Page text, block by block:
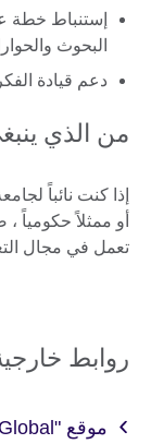
إستنباط خطة
البحوث
دعم قيادة
من الذي
إذا كنت نائباً
أو ممثلاً حكومياً
تعمل في مجال
روابط
موقع "Going Global " العالمي